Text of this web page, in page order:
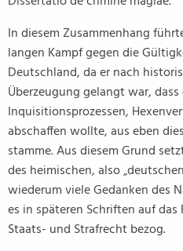
In diesem Zusammenhang
langen Kampf gegen die
Deutschland, da er nach
Überzeugung gelangt war, dass
Inquisitionsprozessen,
abschaffen wollte, aus eben
stamme. Aus diesem Grund
des heimischen, also
wiederum viele Gedanken des
es in späteren Schriften auf
Staats- und Strafrecht bezog.